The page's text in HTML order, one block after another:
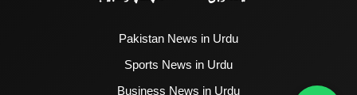
Pakistan News in Urdu
Sports News in Urdu
Business News in Urdu